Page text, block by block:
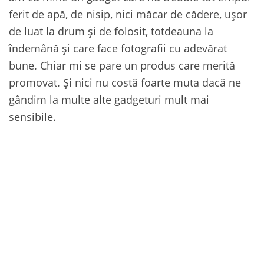
ferit de apă, de nisip, nici măcar de cădere, ușor
de luat la drum și de folosit, totdeauna la
îndemână și care face fotografii cu adevărat
bune. Chiar mi se pare un produs care merită
promovat. Și nici nu costă foarte muta dacă ne
gândim la multe alte gadgeturi mult mai
sensibile.